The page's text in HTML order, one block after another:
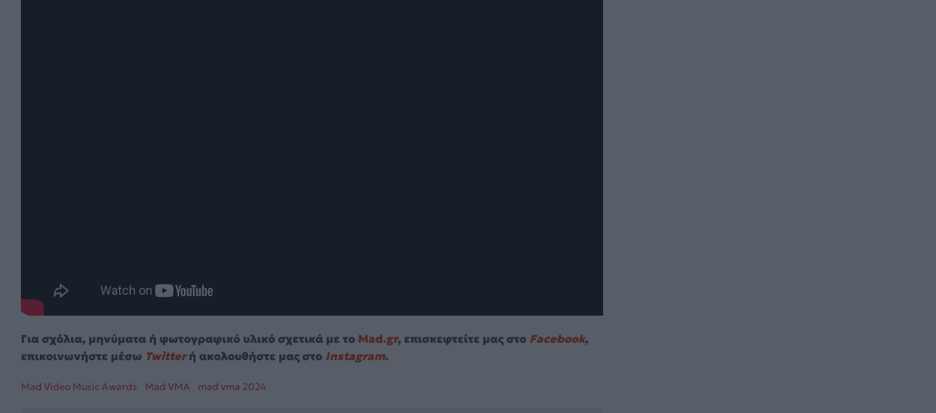
Για σχόλια, μηνύματα ή φωτογραφικό υλικό σχετικά με το Mad.gr, επισκεφτείτε μας στο Facebook,
επικοινωνήστε μέσω Twitterή ακολουθήστε μας στο Instagram.
Mad Video Music Awards Mad VMA mad vma 2024